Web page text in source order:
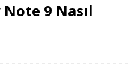
9 Nasıl